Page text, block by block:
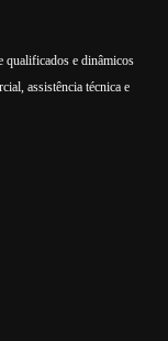
qualificados e dinâmicos
assistência técnica e